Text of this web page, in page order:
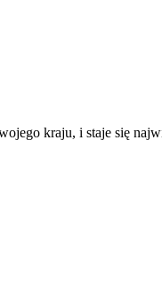
kraju, i staje się